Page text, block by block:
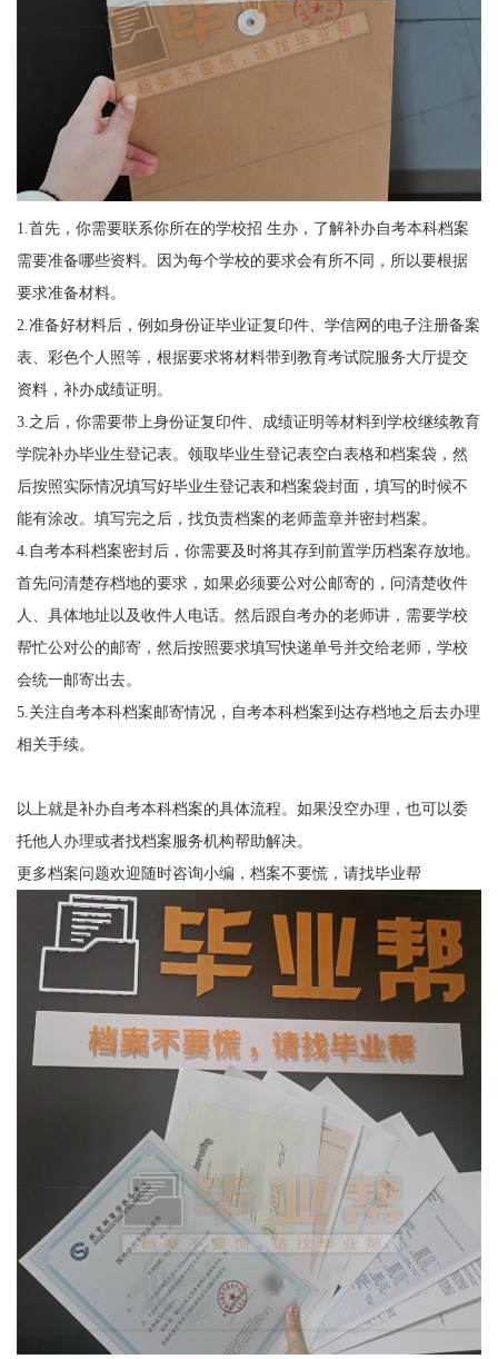
1. 首先，你需要联系你所在的学校招 生办，了解补办自考本科档案
需要准备哪些资料。因为每个学校的要求会有所不同，所以要根据
要求准备材料。
2. 准备好材料后，例如身份证毕业证复印件、学信网的电子注册备案
表、彩色个人照等，根据要求将材料带到教育考试院服务大厅提交
资料，补办成绩证明。
3. 之后，你需要带上身份证复印件、成绩证明等材料到学校继续教育
学院补办毕业生登记表。领取毕业生登记表空白表格和档案袋，然
后按照实际情况填写好毕业生登记表和档案袋封面，填写的时候不
能有涂改。填写完之后，找负责档案的老师盖章并密封档案。
4. 自考本科档案密封后，你需要及时将其存到前置学历档案存放地。
首先问清楚存档地的要求，如果必须要公对公邮寄的，问清楚收件
人、具体地址以及收件人电话。然后跟自考办的老师讲，需要学校
帮忙公对公的邮寄，然后按照要求填写快递单号并交给老师，学校
会统一邮寄出去。
5. 关注自考本科档案邮寄情况，自考本科档案到达存档地之后去办理
相关手续。
以上就是补办自考本科档案的具体流程。如果没空办理，也可以委
托他人办理或者找档案服务机构帮助解决。
更多档案问题欢迎随时咨询小编，档案不要慌，请找毕业帮